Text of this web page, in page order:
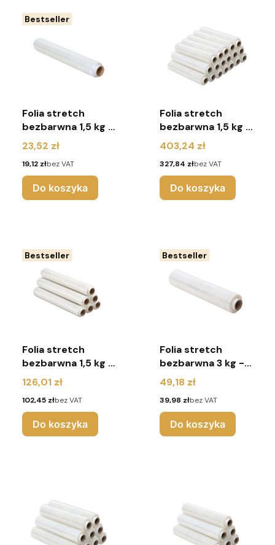
Bestseller
Folia stretch
bezbarwna 1,5 kg -
1 sztuka
Cena
23,52 zł
Cena
19,12 złbez VAT
Do koszyka
Folia stretch
bezbarwna 1,5 kg -
20 sztuk
Cena
403,24 zł
Cena
327,84 złbez VAT
Do koszyka
Bestseller
Folia stretch
bezbarwna 1,5 kg -
6 sztuk
Cena
126,01 zł
Cena
102,45 złbez VAT
Do koszyka
Bestseller
Folia stretch
bezbarwna 3 kg - 1
sztuka
Cena
49,18 zł
Cena
39,98 złbez VAT
Do koszyka